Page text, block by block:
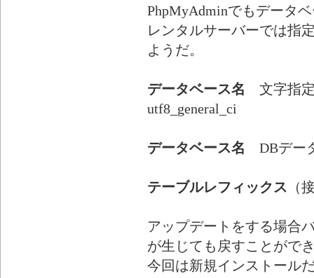
PhpMyAdminでもデータ
レンタルサーバーでは指
ようだ。
データベース名 文字指
utf8_general_ci
データベース名 DBデー
テーブルレフィックス （
アップデートをする場合
が生じても戻すことがで
今回は新規インストール